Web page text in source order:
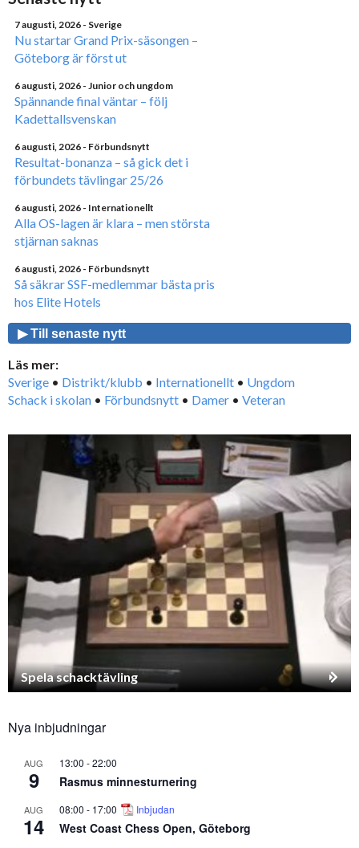
7 augusti, 2026 - Sverige
Nu startar Grand Prix-säsongen –
Göteborg är först ut
6 augusti, 2026 - Junior och ungdom
Spännande final väntar – följ
Kadettallsvenskan
6 augusti, 2026 - Förbundsnytt
Resultat-bonanza – så gick det i
förbundets tävlingar 25/26
6 augusti, 2026 - Internationellt
Alla OS-lagen är klara – men största
stjärnan saknas
6 augusti, 2026 - Förbundsnytt
Så säkrar SSF-medlemmar bästa pris
hos Elite Hotels
▶ Till senaste nytt
Läs mer:
Sverige • Distrikt/klubb • Internationellt • Ungdom
Schack i skolan • Förbundsnytt • Damer • Veteran
Spela schacktävling
Nya inbjudningar
AUG
9
13:00 -22:00
Rasmus minnesturnering
AUG
14
08:00 - 17:00 Inbjudan
West Coast Chess Open, Göteborg